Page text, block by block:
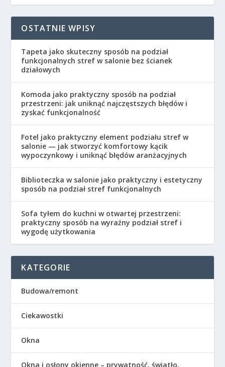
OSTATNIE WPISY
Tapeta jako skuteczny sposób na podział
funkcjonalnych stref w salonie bez ścianek
działowych
Komoda jako praktyczny sposób na podział
przestrzeni: jak uniknąć najczęstszych błędów i
zyskać funkcjonalność
Fotel jako praktyczny element podziału stref w
salonie — jak stworzyć komfortowy kącik
wypoczynkowy i uniknąć błędów aranżacyjnych
Biblioteczka w salonie jako praktyczny i estetyczny
sposób na podział stref funkcjonalnych
Sofa tyłem do kuchni w otwartej przestrzeni:
praktyczny sposób na wyraźny podział stref i
wygodę użytkowania
KATEGORIE
Budowa/remont
Ciekawostki
Okna
Okna i osłony okienne – prywatność, światło,